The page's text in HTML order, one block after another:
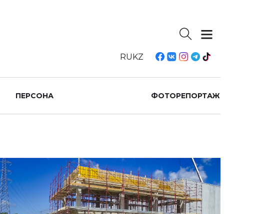
RUKZ
ПЕРСОНА ФОТОРЕПОРТАЖ